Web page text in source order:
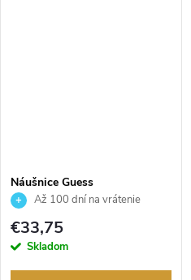
Náušnice Guess
JUBE05548JWRHT
Až 100 dní na vrátenie
tovaru. Autorizovaný predajca.
€33,75
Skladom